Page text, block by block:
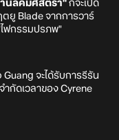
นัลคมศัสตรา" ก็จะเปิด
ยู Blade จากการวาร์
ฟกรรมปรภพ"
จะได้รับการรีรัน
กัดเวลาของ Cyrene